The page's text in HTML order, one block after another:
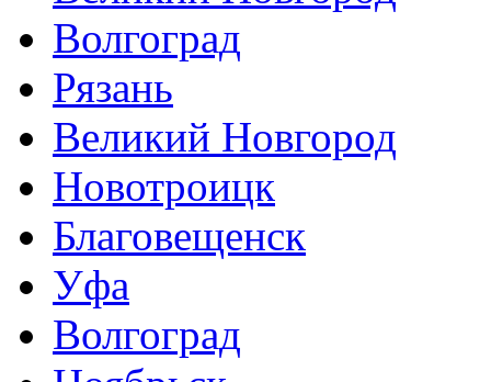
Волгоград
Рязань
Великий Новгород
Новотроицк
Благовещенск
Уфа
Волгоград